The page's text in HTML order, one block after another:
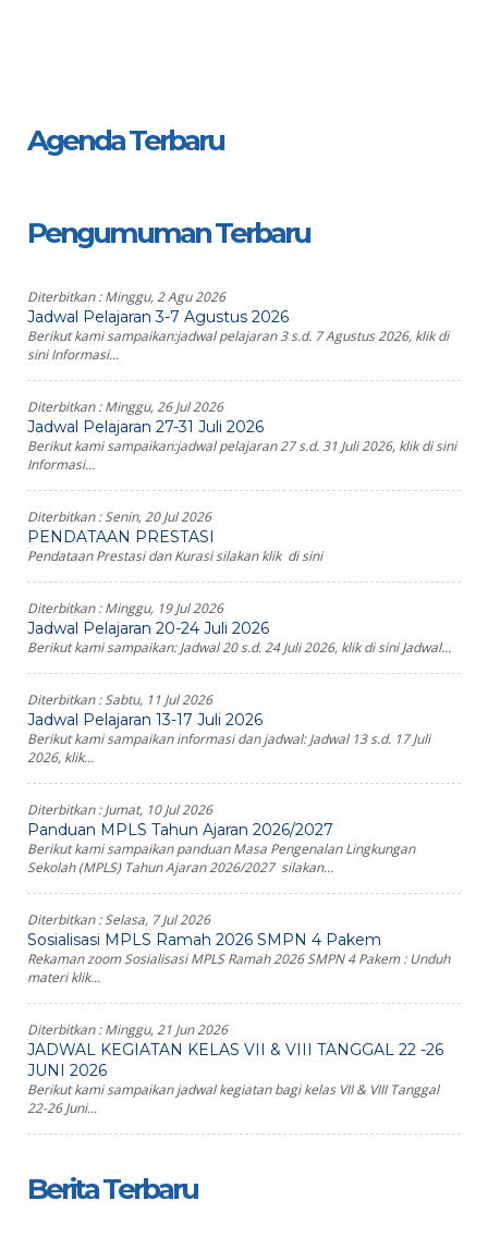
Agenda Terbaru
Pengumuman Terbaru
Diterbitkan :Minggu, 2 Agu 2026
Jadwal Pelajaran 3-7 Agustus 2026
Berikut kami sampaikan:jadwal pelajaran 3 s.d. 7 Agustus 2026, klik di
sini Informasi...
Diterbitkan :Minggu, 26 Jul 2026
Jadwal Pelajaran 27-31 Juli 2026
Berikut kami sampaikan:jadwal pelajaran 27 s.d. 31 Juli 2026, klik di sini
Informasi...
Diterbitkan :Senin, 20 Jul 2026
PENDATAAN PRESTASI
Pendataan Prestasi dan Kurasi silakan klik di sini
Diterbitkan :Minggu, 19 Jul 2026
Jadwal Pelajaran 20-24 Juli 2026
Berikut kami sampaikan: Jadwal 20 s.d. 24 Juli 2026, klik di sini Jadwal...
Diterbitkan :Sabtu, 11 Jul 2026
Jadwal Pelajaran 13-17 Juli 2026
Berikut kami sampaikan informasi dan jadwal: Jadwal 13 s.d. 17 Juli
2026, klik...
Diterbitkan :Jumat, 10 Jul 2026
Panduan MPLS Tahun Ajaran 2026/2027
Berikut kami sampaikan panduan Masa Pengenalan Lingkungan
Sekolah (MPLS) Tahun Ajaran 2026/2027 silakan...
Diterbitkan :Selasa, 7 Jul 2026
Sosialisasi MPLS Ramah 2026 SMPN 4 Pakem
Rekaman zoom Sosialisasi MPLS Ramah 2026 SMPN 4 Pakem : Unduh
materi klik...
Diterbitkan :Minggu, 21 Jun 2026
JADWAL KEGIATAN KELAS VII & VIII TANGGAL 22 -26
JUNI 2026
Berikut kami sampaikan jadwal kegiatan bagi kelas VII & VIII Tanggal
22-26 Juni...
Berita Terbaru